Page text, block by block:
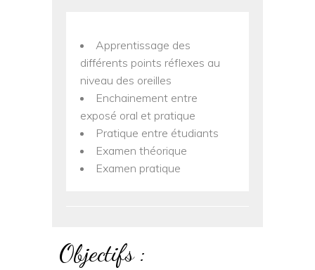
Apprentissage des
différents points réflexes au
niveau des oreilles
Enchainement entre
exposé oral et pratique
Pratique entre étudiants
Examen théorique
Examen pratique
Objectifs :